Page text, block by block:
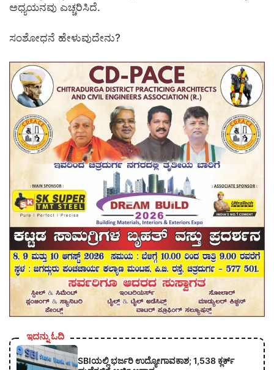
ಅಧ್ಯಯನವು ಎಚ್ಚರಿಸಿದೆ.
ಸಂಶೋಧನೆ ಹೇಳುವುದೇನು?
ಇದನ್ನು ಓದಿ
SBIಯಲ್ಲಿ ಭರ್ಜರಿ ಉದ್ಯೋಗಾವಕಾಶ; 1,538 ಕ್ಲರ್ಕ್